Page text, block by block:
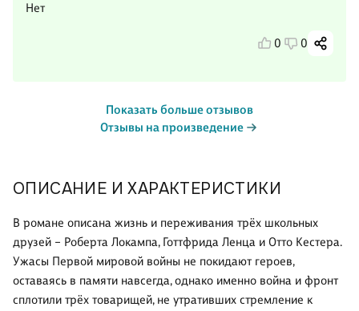
ОПИСАНИЕ И ХАРАКТЕРИСТИКИ
В романе описана жизнь и переживания трёх школьных
друзей – Роберта Локампа, Готтфрида Ленца и Отто Кестера.
Ужасы Первой мировой войны не покидают героев,
оставаясь в памяти навсегда, однако именно война и фронт
сплотили трёх товарищей, не утративших стремление к
Нет
0 0
Показать больше отзывов
Отзывы на произведение